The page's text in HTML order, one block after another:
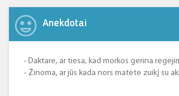
Anekdotai
- Daktare, ar tiesa, kad morkos gerina
- Žinoma, ar jūs kada nors matėte zuikį su